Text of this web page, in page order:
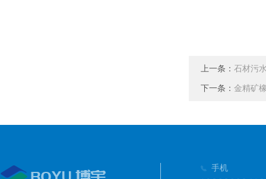
上一条： 石材污
下一条： 金精矿
手机